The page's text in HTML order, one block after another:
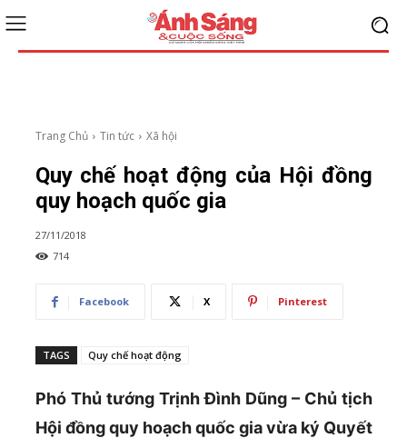
Trang Chủ Tin tức Xã hội
Quy chế hoạt động của Hội đồng
quy hoạch quốc gia
27/11/2018
714
Facebook X Pinterest
TAGS Quy chế hoạt động
Phó Thủ tướng Trịnh Đình Dũng – Chủ tịch
Hội đồng quy hoạch quốc gia vừa ký Quyết